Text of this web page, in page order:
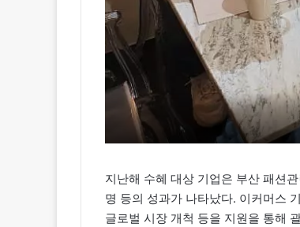
지난해 수혜 대상 기업은 부산 패션
명 등의 성과가 나타났다. 이커머스
글로벌 시장 개척 등을 지원을 통해